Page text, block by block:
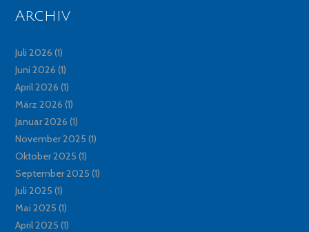
Archiv
Juli 2026 (1)
Juni 2026 (1)
April 2026 (1)
März 2026 (1)
Januar 2026 (1)
November 2025 (1)
Oktober 2025 (1)
September 2025 (1)
Juli 2025 (1)
Mai 2025 (1)
April 2025 (1)